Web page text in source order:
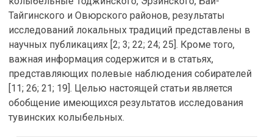
Тайгинского и Овюрского районов, результаты
исследований локальных традиций представлены в
научных публикациях [2; 3; 22; 24; 25]. Кроме того,
важная информация содержится и в статьях,
представляющих полевые наблюдения собирателей
[11; 26; 21; 19]. Целью настоящей статьи является
обобщение имеющихся результатов исследования
тувинских колыбельных.